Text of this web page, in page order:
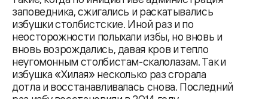
заповедника, сжигались и раскатывались
избушки столбистские. Иной раз и по
неосторожности полыхали избы, но вновь и
вновь возрождались, давая кров и тепло
неугомонным столбистам-скалолазам. Так и
избушка «Хилая» несколько раз сгорала
дотла и восстанавливалась снова. Последний